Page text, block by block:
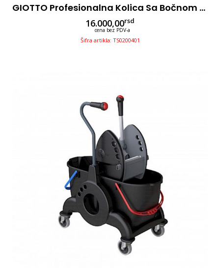
GIOTTO Profesionalna Kolica Sa Bočnom Rukom Za Čišćenje 2x15l Sa Presom
16.000,00rsd
cena bez PDV-a
Šifra artikla: TS0200401